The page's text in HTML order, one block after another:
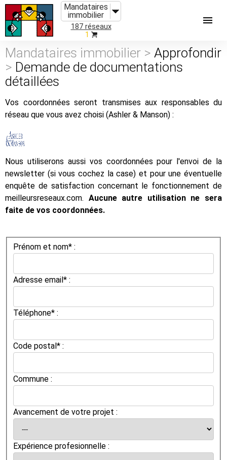
Mandataires
immobilier
187 réseaux
1
Mandataires immobilier > Approfondir
> Demande de documentations
détaillées
Vos coordonnées seront transmises aux responsables du
réseau que vous avez choisi (Ashler & Manson) :
Nous utiliserons aussi vos coordonnées pour l'envoi de la
newsletter (si vous cochez la case) et pour une éventuelle
enquête de satisfaction concernant le fonctionnement de
meilleursreseaux.com. Aucune autre utilisation ne sera
faite de vos coordonnées.
Prénom et nom* :
Adresse email* :
Téléphone* :
Code postal* :
Commune :
Avancement de votre projet :
Expérience profesionnelle :